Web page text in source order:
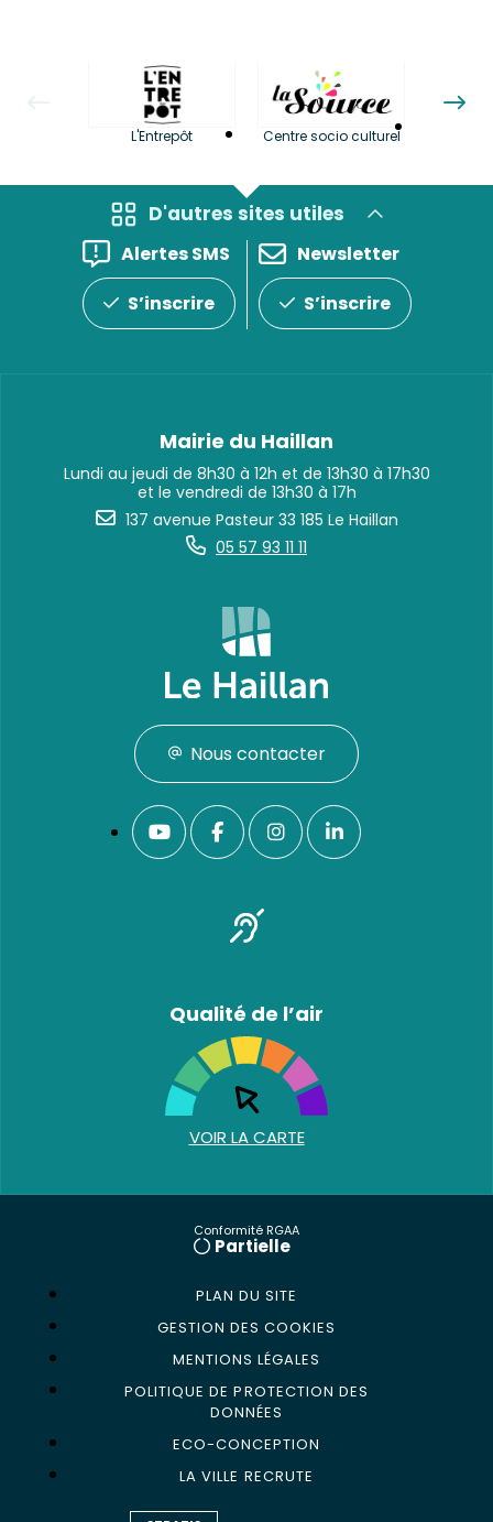
L'Entrepôt Centre socio culturel
D'autres sites utiles
Alertes SMS
S’inscrire
Newsletter
S’inscrire
Mairie du Haillan
Lundi au jeudi de 8h30 à 12h et de 13h30 à 17h30
et le vendredi de 13h30 à 17h
137 avenue Pasteur 33 185 Le Haillan
05 57 93 11 11
Nous contacter
Qualité de l’air
VOIR LA CARTE
Conformité RGAA
Partielle
PLAN DU SITE
GESTION DES COOKIES
MENTIONS LÉGALES
POLITIQUE DE PROTECTION DES
DONNÉES
ECO-CONCEPTION
LA VILLE RECRUTE